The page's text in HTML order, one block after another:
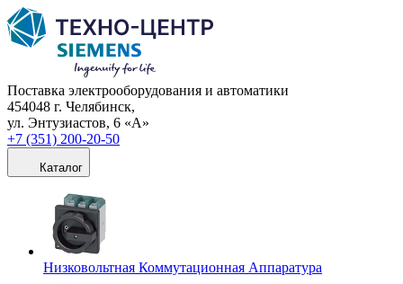
Поставка электрооборудования и автоматики
454048 г. Челябинск,
ул. Энтузиастов, 6 «А»
+7 (351) 200-20-50
Каталог
Низковольтная Коммутационная Аппаратура